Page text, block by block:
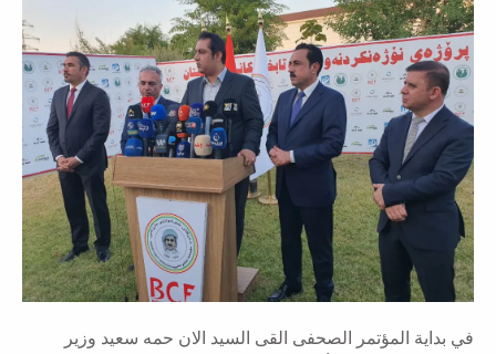
الصحفى القى السيد الان حمه سعيد وزير